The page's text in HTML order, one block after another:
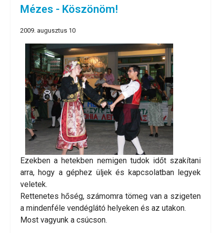
Mézes - Köszönöm!
2009. augusztus 10
Ezekben a hetekben nemigen tudok időt szakítani
arra, hogy a géphez üljek és kapcsolatban legyek
veletek.
Rettenetes hőség, számomra tömeg van a szigeten
a mindenféle vendéglátó helyeken és az utakon.
Most vagyunk a csúcson.